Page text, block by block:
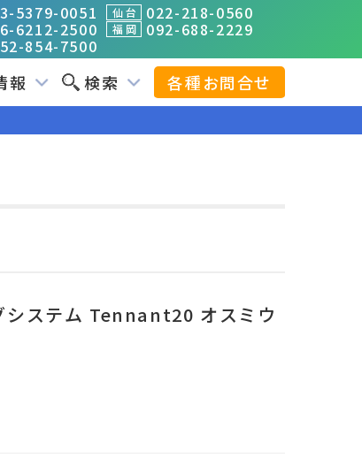
5379-0051 仙 台 022-218-0560
6212-2500 福 岡 092-688-2229
854-7500
報 検索 各種お問合せ
システム Tennant20 オスミウ